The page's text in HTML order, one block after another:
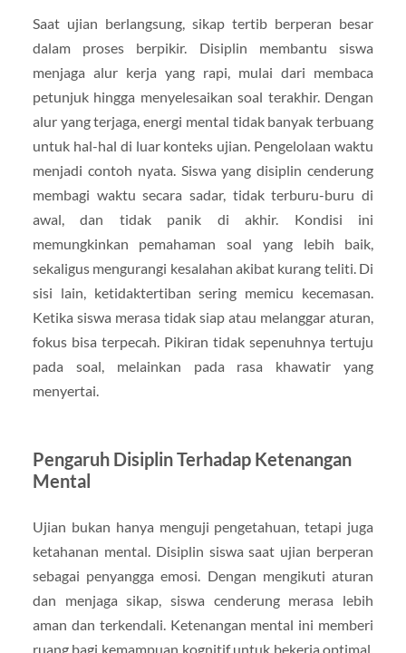
Saat ujian berlangsung, sikap tertib berperan besar
dalam proses berpikir. Disiplin membantu siswa
menjaga alur kerja yang rapi, mulai dari membaca
petunjuk hingga menyelesaikan soal terakhir. Dengan
alur yang terjaga, energi mental tidak banyak terbuang
untuk hal-hal di luar konteks ujian. Pengelolaan waktu
menjadi contoh nyata. Siswa yang disiplin cenderung
membagi waktu secara sadar, tidak terburu-buru di
awal, dan tidak panik di akhir. Kondisi ini
memungkinkan pemahaman soal yang lebih baik,
sekaligus mengurangi kesalahan akibat kurang teliti. Di
sisi lain, ketidaktertiban sering memicu kecemasan.
Ketika siswa merasa tidak siap atau melanggar aturan,
fokus bisa terpecah. Pikiran tidak sepenuhnya tertuju
pada soal, melainkan pada rasa khawatir yang
menyertai.
Pengaruh Disiplin Terhadap Ketenangan
Mental
Ujian bukan hanya menguji pengetahuan, tetapi juga
ketahanan mental. Disiplin siswa saat ujian berperan
sebagai penyangga emosi. Dengan mengikuti aturan
dan menjaga sikap, siswa cenderung merasa lebih
aman dan terkendali. Ketenangan mental ini memberi
ruang bagi kemampuan kognitif untuk bekerja optimal.